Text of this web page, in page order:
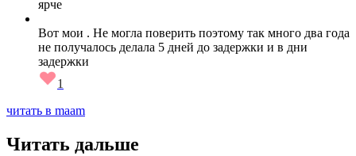
ярче
Вот мои . Не могла поверить поэтому так много два года
не получалось делала 5 дней до задержки и в дни
задержки
1
читать в maam
Читать дальше